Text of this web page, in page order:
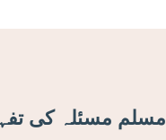
مسلم مسئلہ کی